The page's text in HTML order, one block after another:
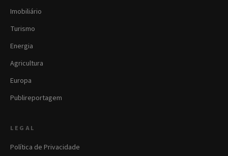
Imobiliário
Turismo
Energia
Agricultura
Europa
Publireportagem
LEGAL
Política de Privacidade